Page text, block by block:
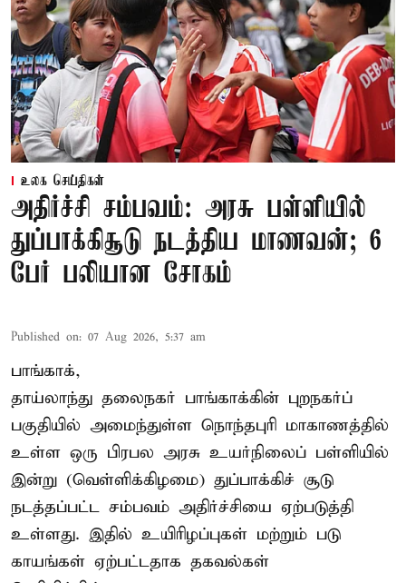
உலக செய்திகள்
அதிர்ச்சி சம்பவம்: அரசு பள்ளியில்
துப்பாக்கிசூடு நடத்திய மாணவன்; 6
பேர் பலியான சோகம்
Published on: 07 Aug 2026, 5:37 am
பாங்காக்,
தாய்லாந்து தலைநகர் பாங்காக்கின் புறநகர்ப்
பகுதியில் அமைந்துள்ள நொந்தபுரி மாகாணத்தில்
உள்ள ஒரு பிரபல அரசு உயர்நிலைப் பள்ளியில்
இன்று (வெள்ளிக்கிழமை) துப்பாக்கிச் சூடு
நடத்தப்பட்ட சம்பவம் அதிர்ச்சியை ஏற்படுத்தி
உள்ளது. இதில் உயிரிழப்புகள் மற்றும் படு
காயங்கள் ஏற்பட்டதாக தகவல்கள்